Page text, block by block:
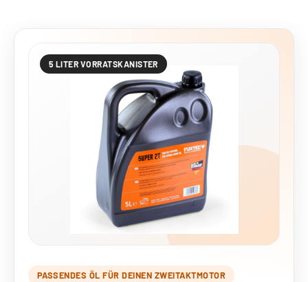
5 LITER VORRATSKANISTER
PASSENDES ÖL FÜR DEINEN ZWEITAKTMOTOR